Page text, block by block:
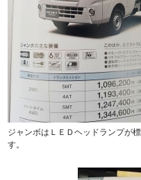
ジャンボはＬＥＤヘッドランプが
す。